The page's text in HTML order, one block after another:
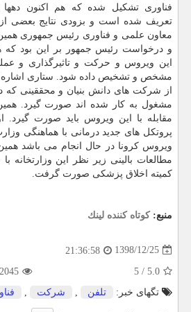
فناوری تشكیل شده كه هم اكنون
تعریف شده است و بزودی نتایج بعضی
معاون علمی و فناوری رئیس جمهوری
و درخواست رئیس جمهور بر این بود كه
این ویروس و حركت و تاثیرگذاری و
مشخص و تشخیص داده شود. ستاری اشاره
از شركت های دانش بنیان و محققینی كه
مشغول به كار شده اند صورت گیرد.
مقابله با این ویروس باید صورت گیرد.
پروتكل های جدید درمانی با هماهنگی
ویروس كرونا در حال انجام می باشد
مطالعات بالینی زیر نظر این وزارتخانه
كمیته اخلاق پزشكی صورت گرفت.
منبع: كوتاه كننده لینك
1398/12/25
21:36:58
5.0
/
5
2045
تگهای خبر:
تلفن , شركت ,